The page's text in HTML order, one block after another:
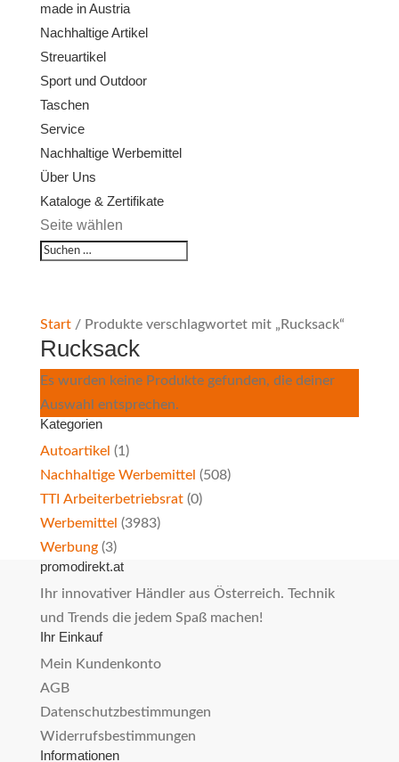
made in Austria
Nachhaltige Artikel
Streuartikel
Sport und Outdoor
Taschen
Service
Nachhaltige Werbemittel
Über Uns
Kataloge & Zertifikate
Seite wählen
Start/ Produkte verschlagwortet mit „Rucksack“
Rucksack
Es wurden keine Produkte gefunden, die deiner
Auswahl entsprechen.
Kategorien
Autoartikel (1)
Nachhaltige Werbemittel (508)
TTI Arbeiterbetriebsrat (0)
Werbemittel (3983)
Werbung (3)
promodirekt.at
Ihr innovativer Händler aus Österreich. Technik
und Trends die jedem Spaß machen!
Ihr Einkauf
Mein Kundenkonto
AGB
Datenschutzbestimmungen
Widerrufsbestimmungen
Informationen